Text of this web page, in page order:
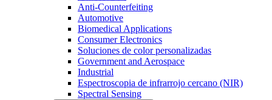
Anti-Counterfeiting
Automotive
Biomedical Applications
Consumer Electronics
Soluciones de color personalizadas
Government and Aerospace
Industrial
Espectroscopia de infrarrojo cercano (NIR)
Spectral Sensing